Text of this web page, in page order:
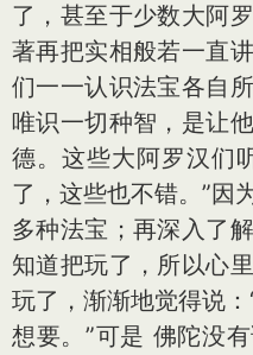
了，甚至于少数大阿
著再把实相般若一直
们一一认识法宝各自
唯识一切种智，是让
德。这些大阿罗汉们
了，这些也不错。”因
多种法宝；再深入了
知道把玩了，所以心
玩了，渐渐地觉得说
想要。”可是 佛陀没